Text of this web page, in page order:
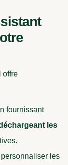
offre
fournissant
les
personnaliser les